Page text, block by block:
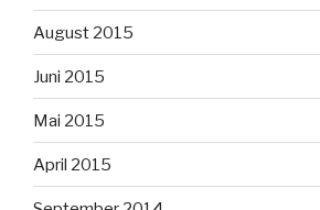
August 2015
Juni 2015
Mai 2015
April 2015